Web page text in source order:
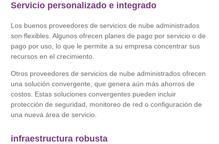
Servicio personalizado e integrado
Los buenos proveedores de servicios de nube administrados
son flexibles. Algunos ofrecen planes de pago por servicio o de
pago por uso, lo que le permite a su empresa concentrar sus
recursos en el crecimiento.
Otros proveedores de servicios de nube administrados ofrecen
una solución convergente, que genera aún más ahorros de
costos. Estas soluciones convergentes pueden incluir
protección de seguridad, monitoreo de red o configuración de
una nueva área de servicio.
infraestructura robusta